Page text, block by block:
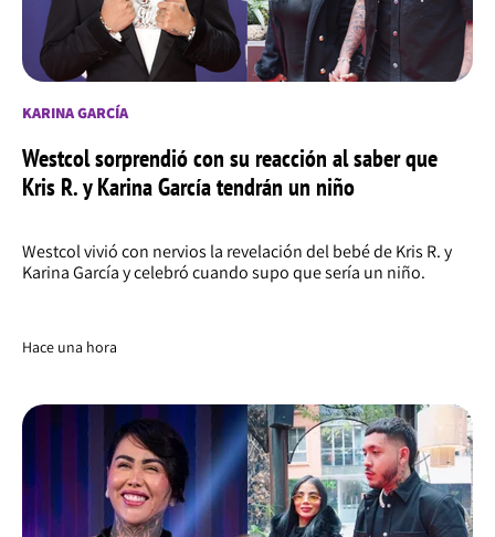
KARINA GARCÍA
Westcol sorprendió con su reacción al saber que
Kris R. y Karina García tendrán un niño
Westcol vivió con nervios la revelación del bebé de Kris R. y
Karina García y celebró cuando supo que sería un niño.
Hace una hora